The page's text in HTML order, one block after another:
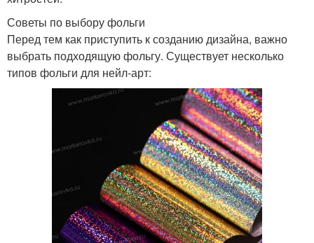
Советы по выбору фольги
Перед тем как приступить к созданию дизайна, важно
выбрать подходящую фольгу. Существует несколько
типов фольги для нейл-арт: